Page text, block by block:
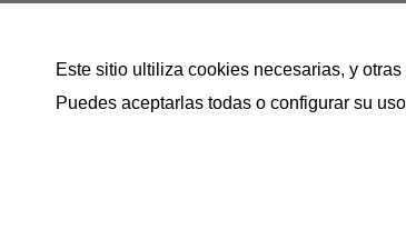
Este sitio ultiliza cookies necesarias, y
Puedes aceptarlas todas o configurar su
942286783